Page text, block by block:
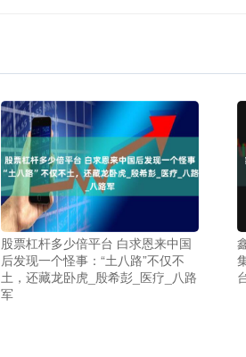
股票杠杆多少倍平台 白求恩来中国
后发现一个怪事：“土八路”不仅不
土，还藏龙卧虎_殷希彭_医疗_八路
军